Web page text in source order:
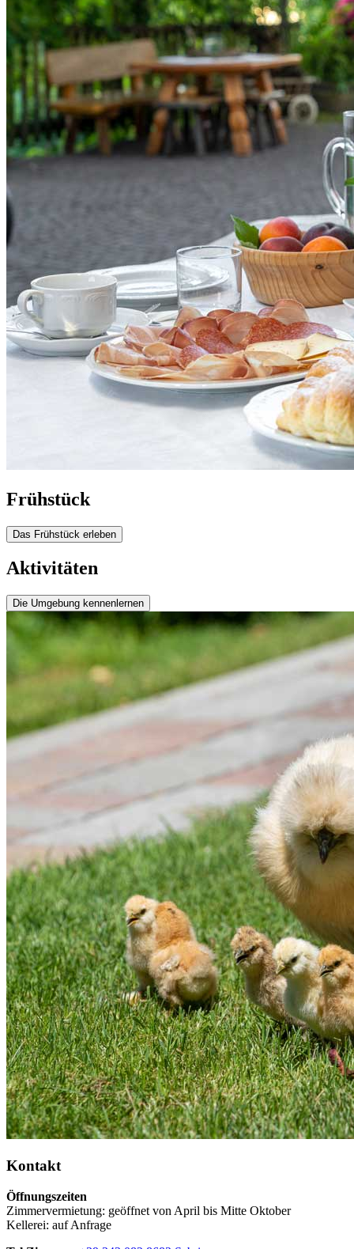
Frühstück
Das Frühstück erleben
Aktivitäten
Die Umgebung kennenlernen
Kontakt
Öffnungszeiten
Zimmervermietung: geöffnet von April bis Mitte Oktober
Kellerei: auf Anfrage